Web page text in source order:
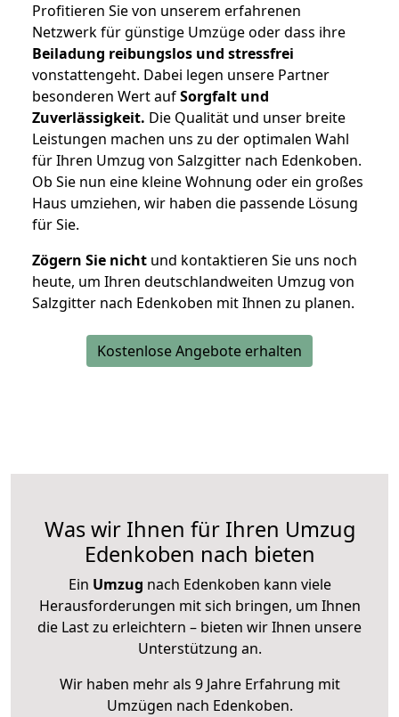
Profitieren Sie von unserem erfahrenen
Netzwerk für günstige Umzüge oder dass ihre
Beiladung reibungslos und stressfrei
vonstattengeht. Dabei legen unsere Partner
besonderen Wert aufSorgfalt und
Zuverlässigkeit. Die Qualität und unser breite
Leistungen machen uns zu der optimalen Wahl
für Ihren Umzug von Salzgitter nach Edenkoben.
Ob Sie nun eine kleine Wohnung oder ein großes
Haus umziehen, wir haben die passende Lösung
für Sie.
Zögern Sie nicht und kontaktieren Sie uns noch
heute, um Ihren deutschlandweiten Umzug von
Salzgitter nach Edenkoben mit Ihnen zu planen.
Kostenlose Angebote erhalten
Was wir Ihnen für Ihren Umzug
Edenkoben nach bieten
Ein Umzug nach Edenkoben kann viele
Herausforderungen mit sich bringen, um Ihnen
die Last zu erleichtern – bieten wir Ihnen unsere
Unterstützung an.
Wir haben mehr als 9 Jahre Erfahrung mit
Umzügen nach Edenkoben.